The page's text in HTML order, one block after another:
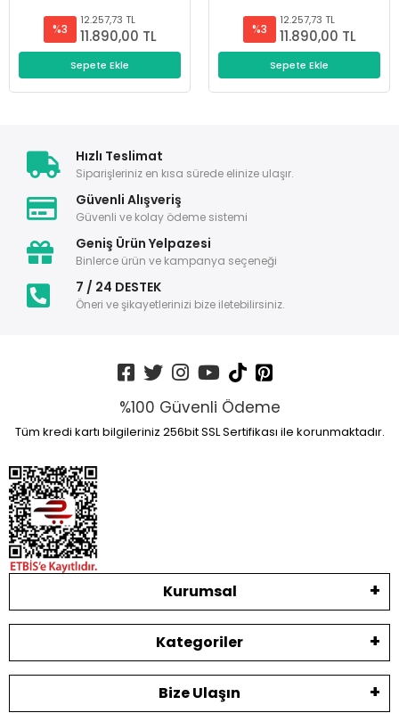
%3
12.257,73 TL
11.890,00 TL
Sepete Ekle
%3
12.257,73 TL
11.890,00 TL
Sepete Ekle
Hızlı Teslimat
Siparişleriniz en kısa sürede elinize ulaşır.
Güvenli Alışveriş
Güvenli ve kolay ödeme sistemi
Geniş Ürün Yelpazesi
Binlerce ürün ve kampanya seçeneği
7 / 24 DESTEK
Öneri ve şikayetlerinizi bize iletebilirsiniz.
%100 Güvenli Ödeme
Tüm kredi kartı bilgileriniz 256bit SSL Sertifikası ile korunmaktadır.
Kurumsal
Kategoriler
Bize Ulaşın